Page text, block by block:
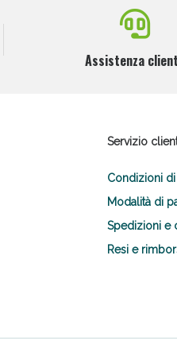
Assistenza
Servizio
Condizioni
Modalità di
Spedizioni e
Resi e